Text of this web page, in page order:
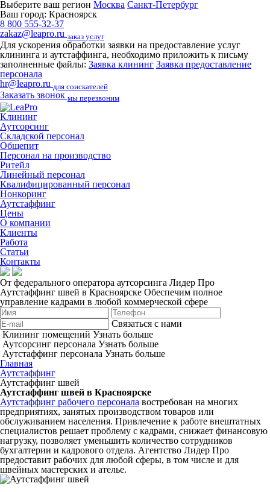
Выберите ваш регион Москва Санкт-Петербург
Ваш город: Красноярск
8 800 555-32-37
zakaz@leapro.ru заказ услуг
Для ускорения обработки заявки на предоставление услуг
клининга и аутстаффинга, необходимо приложить к письму
заполненные файлы: Заявка клининг Заявка предоставление
персонала
hr@leapro.ru для соискателей
Заказать звонок мы перезвоним
Клининг
Аутсорсинг
Складской персонал
Общепит
Персонал на производство
Ритейл
Линейный персонал
Квалифицированный персонал
Нонкоринг
Аутстаффинг
Цены
О компании
Клиенты
Работа
Статьи
Контакты
От федерального оператора аутсорсинга Лидер Про
Аутстаффинг швей в Красноярске Обеспечим полное
управление кадрами в любой коммерческой сфере
Связаться с нами
Клининг помещений Узнать больше
Аутсорсинг персонала Узнать больше
Аутстаффинг персонала Узнать больше
Главная
Аутстаффинг
Аутстаффинг швей
Аутстаффинг швей в Красноярске
Аутстаффинг рабочего персонала востребован на многих
предприятиях, занятых производством товаров или
обслуживанием населения. Привлечение к работе внештатных
специалистов решает проблему с кадрами, снижает финансовую
нагрузку, позволяет уменьшить количество сотрудников
бухгалтерии и кадрового отдела. Агентство Лидер Про
предоставит рабочих для любой сферы, в том числе и для
швейных мастерских и ателье.